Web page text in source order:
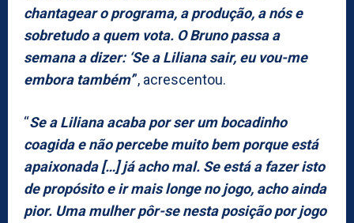
chantagear o programa, a produção, a nós e
sobretudo a quem vota. O Bruno passa a
semana a dizer: ‘Se a Liliana sair, eu vou-me
embora também’”, acrescentou.
“Se a Liliana acaba por ser um bocadinho
coagida e não percebe muito bem porque está
apaixonada […] já acho mal. Se está a fazer isto
de propósito e ir mais longe no jogo, acho ainda
pior. Uma mulher pôr-se nesta posição por jogo